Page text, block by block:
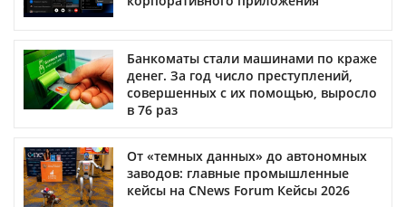
Банкоматы стали машинами по краже
денег. За год число преступлений,
совершенных с их помощью, выросло
в 76 раз
От «темных данных» до автономных
заводов: главные промышленные
кейсы на CNews Forum Кейсы 2026